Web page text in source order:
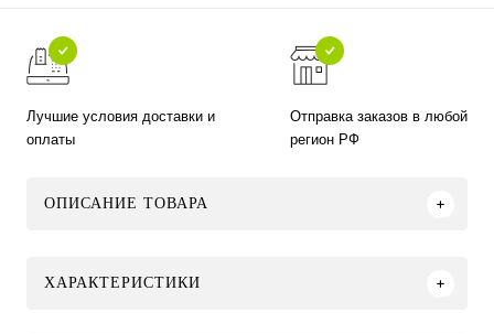
Лучшие условия доставки и
оплаты
Отправка заказов в любой
регион РФ
ОПИСАНИЕ ТОВАРА
ХАРАКТЕРИСТИКИ